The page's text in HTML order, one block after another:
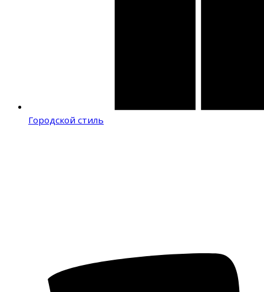
Городской стиль